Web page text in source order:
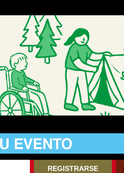
REGISTRARSE